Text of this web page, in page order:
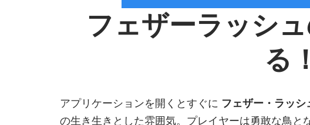
フェザーラッシ
る！
アプリケーションを開くとすぐに フェザー・ラッシ
の生き生きとした雰囲気。プレイヤーは勇敢な鳥と